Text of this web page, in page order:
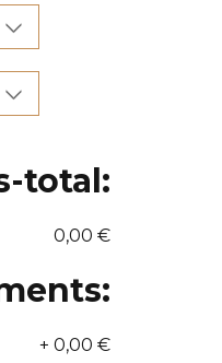
total:
0,00 €
+ 0,00 €